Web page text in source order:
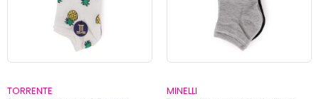
TORRENTE MINELLI